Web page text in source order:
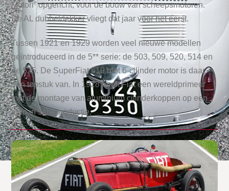
Motori” opgericht, voor de bouw van scheepsmotoren.
De AL dubbeldekker vliegt dat jaar voor het eerst.
Tussen 1921 en 1929 worden veel nieuwe modellen
geïntroduceerd in de 5** serie: de 503, 509, 520, 514 en
de 525. De SuperFiat 519 met 6-cilinder motor is daar
een topstuk van. In 1928 heeft Fiat een wereldprimeur
met de montage van aluminium cilinderkoppen op een
auto in serieproductie.